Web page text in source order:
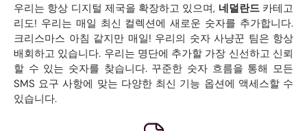
우리는 항상 디지털 제국을 확장하고 있으며, 네덜란드카테고
리도! 우리는 매일 최신 컬렉션에 새로운 숫자를 추가합니다.
크리스마스 아침 같지만 매일! 우리의 숫자 사냥꾼 팀은 항상
배회하고 있습니다. 우리는 명단에 추가할 가장 신선하고 신뢰
할 수 있는 숫자를 찾습니다. 꾸준한 숫자 흐름을 통해 모든
SMS 요구 사항에 맞는 다양한 최신 기능 옵션에 액세스할 수
있습니다.